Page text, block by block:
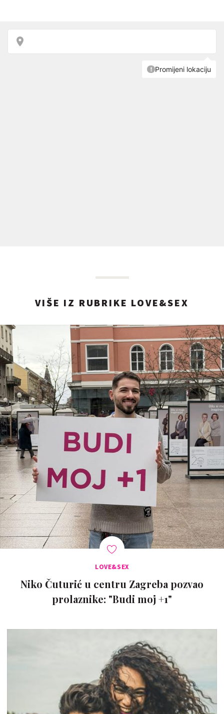
VIŠE IZ RUBRIKE LOVE&SEX
LOVE&SEX
Niko Čuturić u centru Zagreba pozvao
prolaznike: "Budi moj +1"